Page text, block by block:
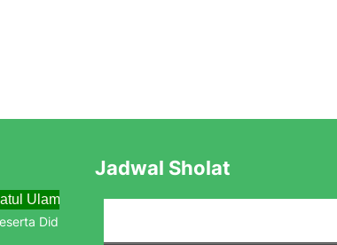
Ulama Menjemput Abad Kedua Menuju
Didik Baru Tahun Pelajaran 2025/2026
Jadwal Sholat